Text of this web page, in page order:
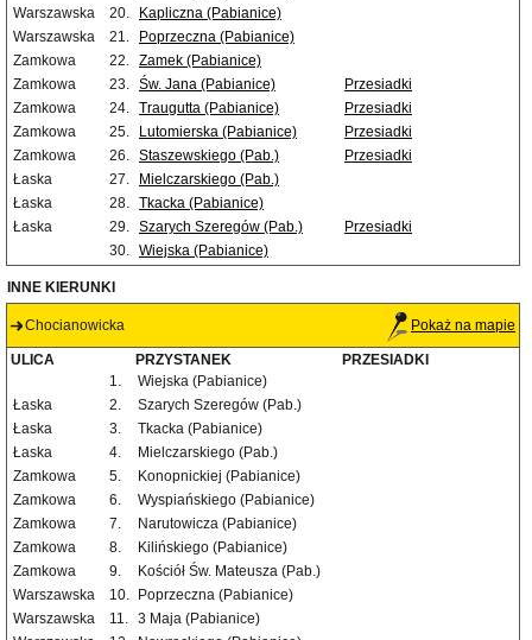
Warszawska
20.
Kapliczna (Pabianice)
Warszawska
21.
Poprzeczna (Pabianice)
Zamkowa
22. Zamek (Pabianice)
Zamkowa
23. Św. Jana (Pabianice)
Przesiadki
Zamkowa
24. Traugutta (Pabianice)
Przesiadki
Zamkowa
25. Lutomierska (Pabianice)
Przesiadki
Zamkowa
26. Staszewskiego (Pab.)
Przesiadki
Łaska
27.
Mielczarskiego (Pab.)
Łaska
28. Tkacka (Pabianice)
Łaska
29. Szarych Szeregów (Pab.)
Przesiadki
30. Wiejska (Pabianice)
INNE KIERUNKI
Chocianowicka Pokaż na mapie
ULICA PRZYSTANEK
PRZESIADKI
1.
Wiejska (Pabianice)
Łaska
2.
Szarych Szeregów (Pab.)
Łaska
3.
Tkacka (Pabianice)
Łaska
4.
Mielczarskiego (Pab.)
Zamkowa
5.
Konopnickiej (Pabianice)
Zamkowa
6.
Wyspiańskiego (Pabianice)
Zamkowa
7.
Narutowicza (Pabianice)
Zamkowa
8.
Kilińskiego (Pabianice)
Zamkowa
9.
Kościół Św. Mateusza (Pab.)
Warszawska
10.
Poprzeczna (Pabianice)
Warszawska
11. 3 Maja (Pabianice)